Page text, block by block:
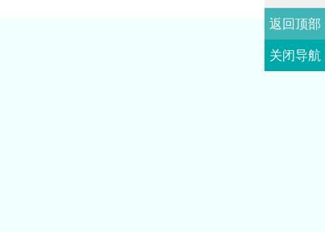
返回顶部
关闭导航